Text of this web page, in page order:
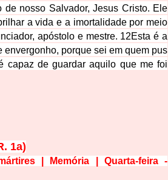
nosso Salvador, Jesus Cristo. Ele
a vida e a imortalidade por meio
apóstolo e mestre. 12Esta é a
porque sei em quem pus
capaz de guardar aquilo que me foi
1a)
| Memória | Quarta-feira -